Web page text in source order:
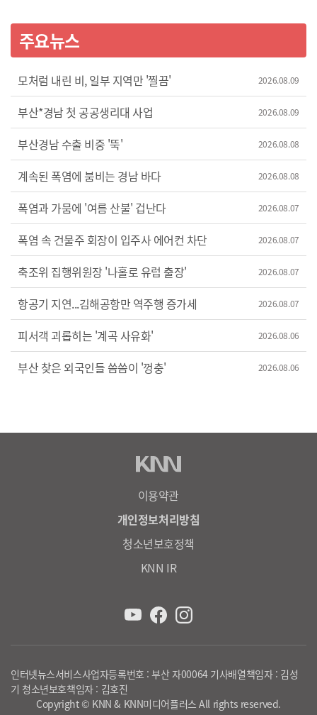
주요뉴스
모처럼 내린 비, 일부 지역만 '찔끔' 2026.08.09
부산*경남 첫 공공생리대 사업 2026.08.09
부산경남 수출 비중 '뚝' 2026.08.08
계속된 폭염에 붐비는 경남 바다 2026.08.08
폭염과 가뭄에 '여름 산불' 겁난다 2026.08.07
폭염 속 건물주 회장이 입주사 에어컨 차단 2026.08.07
축조위 집행위원장 '나홀로 유럽 출장' 2026.08.07
항공기 지연...김해공항만 역주행 증가세 2026.08.07
피서객 괴롭히는 '계곡 사유화' 2026.08.06
부산 찾은 외국인들 씀씀이 '껑충' 2026.08.06
이용약관
개인정보처리방침
청소년보호정책
KNN IR
인터넷뉴스서비스사업자등록번호 : 부산 자00064 기사배열책임자 : 김성
기 청소년보호책임자 : 김호진
Copyright © KNN & KNN미디어플러스 All rights reserved.